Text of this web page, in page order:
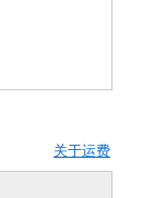
关于运费